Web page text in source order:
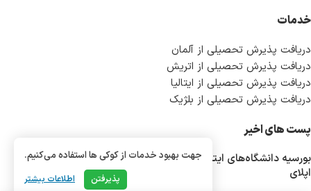
خدمات
دریافت پذیرش تحصیلی از آلمان
دریافت پذیرش تحصیلی از اتریش
دریافت پذیرش تحصیلی از ایتالیا
دریافت پذیرش تحصیلی از بلژیک
پست های اخیر
بورسیه دانشگاه‌های ایتالیا؛ شرایط، هزینه‌ها، دانشگاه‌ها و مسیر کامل
اپلای
جهت بهبود خدمات از کوکی ها استفاده می‌کنیم.
پذیرفتن اطلاعات بیشتر